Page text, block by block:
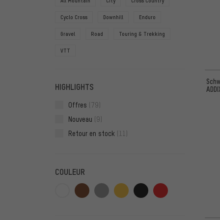
Cyclo Cross Downhill Enduro
Gravel Road Touring & Trekking
VTT
HIGHLIGHTS
Offres (79)
Nouveau (9)
Retour en stock (11)
COULEUR